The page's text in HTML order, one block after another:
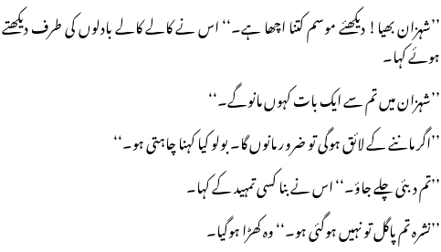
’’شہزان بھیا! دیکھئے موسم کتنا اچھا ہے۔‘‘ اس نے کالے کالے بادلوں کی طرف دیکھتے
ہوئے کہا۔
’’شہزان میں تم سے ایک بات کہوں مانوگے۔‘‘
’’اگر ماننے کے لائق ہوگی تو ضرور مانوں گا۔ بولو کیا کہنا چاہتی ہو۔‘‘
’’تم دبئی چلے جاؤ۔‘‘ اس نے بنا کسی تمہید کے کہا۔
’’نشرہ تم پاگل تو نہیں ہوگئی ہو۔‘‘ وہ کھڑا ہوگیا۔